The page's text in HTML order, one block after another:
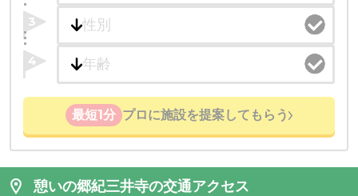
3
4
最短1分 プロに施設を提案してもらう
憩いの郷紀三井寺の交通アクセス